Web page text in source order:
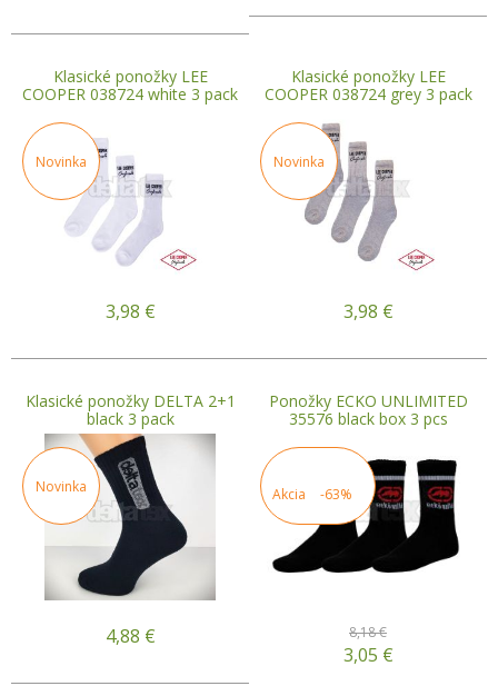
Klasické ponožky LEE
COOPER 038724 white 3 pack
Novinka
3,98 €
Klasické ponožky LEE
COOPER 038724 grey 3 pack
Novinka
3,98 €
Klasické ponožky DELTA 2+1
black 3 pack
Novinka
4,88 €
Ponožky ECKO UNLIMITED
35576 black box 3 pcs
Akcia -63%
8,18 €
3,05 €